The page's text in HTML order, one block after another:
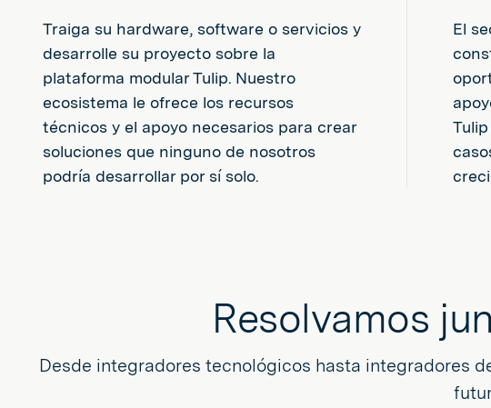
Traiga su hardware, software o servicios y
desarrolle su proyecto sobre la
plataforma modular Tulip. Nuestro
ecosistema le ofrece los recursos
técnicos y el apoyo necesarios para crear
soluciones que ninguno de nosotros
podría desarrollar por sí solo.
El
Resolvamos
Desde integradores tecnológicos hasta integradores